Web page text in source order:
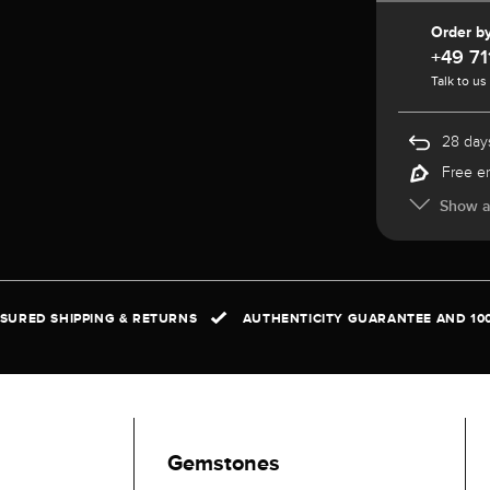
Order
+49
Talk to
28
Free
Show
SHIPPING & RETURNS AUTHENTICITY GUARANTEE AND
Gemstones